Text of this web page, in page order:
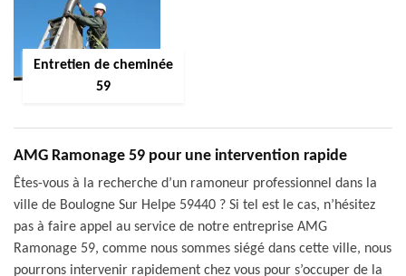
Entretien de cheminée
59
AMG Ramonage 59 pour une intervention rapide
Êtes-vous à la recherche d’un ramoneur professionnel dans la
ville de Boulogne Sur Helpe 59440 ? Si tel est le cas, n’hésitez
pas à faire appel au service de notre entreprise AMG
Ramonage 59, comme nous sommes siégé dans cette ville, nous
pourrons intervenir rapidement chez vous pour s’occuper de la